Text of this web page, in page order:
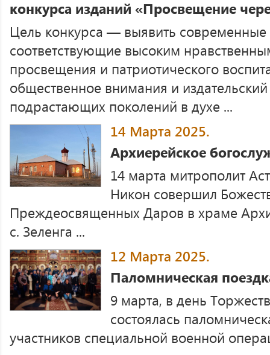
конкурса изданий «Просвещение
Цель конкурса — выявить современные
соответствующие высоким
просвещения и патриотического
общественное внимания и
подрастающих поколений в духе ...
14 Марта 2025.
Архиерейское
14 марта митрополит
Никон совершил
Преждеосвященных Даров в храме
с. Зеленга ...
12 Марта 2025.
Паломническая
9 марта, в день
состоялась
участников специальной военной